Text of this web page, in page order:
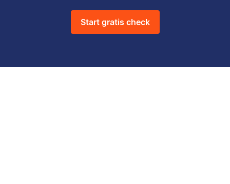
Start gratis check